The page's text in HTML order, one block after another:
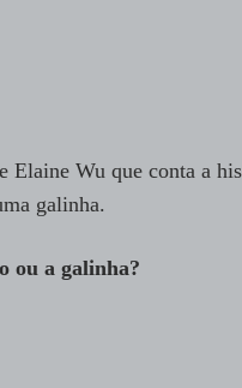
Wu que conta a
galinha.
ou a galinha?